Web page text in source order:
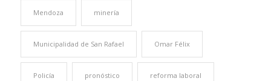
Mendoza minería
Municipalidad de San Rafael Omar Félix
Policía pronóstico reforma laboral